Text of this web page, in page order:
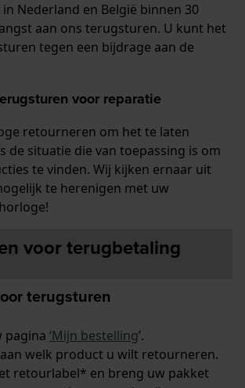
Nederland en België binnen 30
aan ons terugsturen. U kunt het
tegen een bijdrage aan de
voor reparatie
retourneren om het te laten
de situatie die van toepassing is om
te vinden. Wij kijken ernaar uit
te herenigen met uw
voor terugbetaling
terugsturen
pagina ‘Mijn bestelling’.
welk product u wilt retourneren.
retourlabel* en breng uw pakket